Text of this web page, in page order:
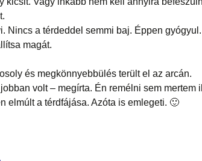
Nincs a térdeddel semmi baj. Éppen
magát.
és megkönnyebbülés terült el az arcán.
volt – megírta. Én remélni sem mertem
elmúlt a térdfájása. Azóta is emlegeti. 🙂